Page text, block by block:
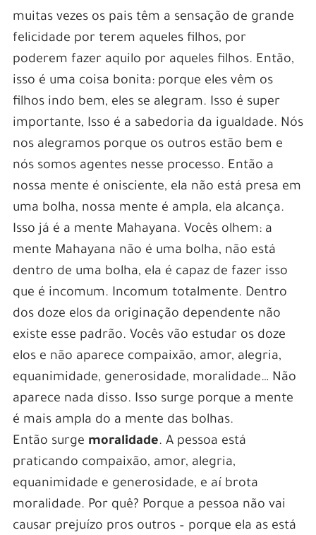
muitas vezes os pais têm a sensação de grande
felicidade por terem aqueles filhos, por
poderem fazer aquilo por aqueles filhos. Então,
isso é uma coisa bonita: porque eles vêm os
filhos indo bem, eles se alegram. Isso é super
importante, Isso é a sabedoria da igualdade. Nós
nos alegramos porque os outros estão bem e
nós somos agentes nesse processo. Então a
nossa mente é onisciente, ela não está presa em
uma bolha, nossa mente é ampla, ela alcança.
Isso já é a mente Mahayana. Vocês olhem: a
mente Mahayana não é uma bolha, não está
dentro de uma bolha, ela é capaz de fazer isso
que é incomum. Incomum totalmente. Dentro
dos doze elos da originação dependente não
existe esse padrão. Vocês vão estudar os doze
elos e não aparece compaixão, amor, alegria,
equanimidade, generosidade, moralidade… Não
aparece nada disso. Isso surge porque a mente
é mais ampla do a mente das bolhas.
Então surge moralidade. A pessoa está
praticando compaixão, amor, alegria,
equanimidade e generosidade, e aí brota
moralidade. Por quê? Porque a pessoa não vai
causar prejuízo pros outros – porque ela as está